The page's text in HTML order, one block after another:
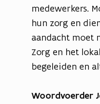
medewerkers.
hun zorg en
aandacht moet
Zorg en het
begeleiden en
Woordvoerder